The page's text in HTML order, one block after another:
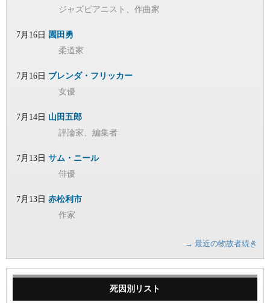
ジャズピアニスト、作曲家
7月16日 園田勇
柔道家
7月16日 ブレンダ・フリッカー
女優
7月14日 山田五郎
評論家、編集者
7月13日 サム・ニール
俳優
7月13日 赤松利市
作家
→ 最近の物故者続き
死因別リスト